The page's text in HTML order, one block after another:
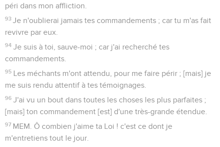
péri dans mon affliction.
93 Je n'oublierai jamais tes commandements ; car tu m'as fait
revivre par eux.
94 Je suis à toi, sauve-moi ; car j'ai recherché tes
commandements.
95 Les méchants m'ont attendu, pour me faire périr ; [mais] je
me suis rendu attentif à tes témoignages.
96 J'ai vu un bout dans toutes les choses les plus parfaites ;
[mais] ton commandement [est] d'une très-grande étendue.
97 MEM. Ô combien j'aime ta Loi ! c'est ce dont je
m'entretiens tout le jour.